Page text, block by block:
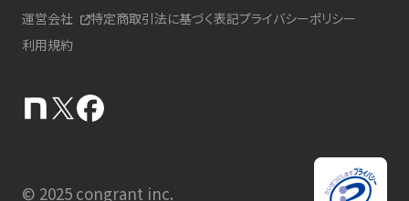
運営会社 特定商取引法に基づく表記プライバシーポリシー
利用規約
© 2025 congrant inc.